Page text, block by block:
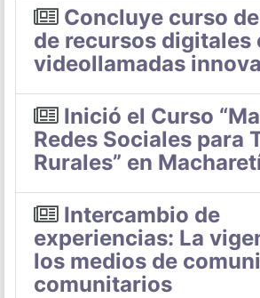
Concluye curso
de recursos digitales
videollamadas
Inició el Curso
Redes Sociales para
Rurales” en
Intercambio de
experiencias: La
los medios de
comunitarios